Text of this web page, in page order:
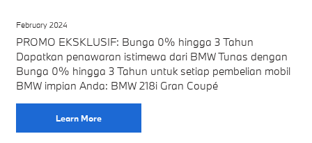
February 2024
PROMO EKSKLUSIF: Bunga 0% hingga 3 Tahun
Dapatkan penawaran istimewa dari BMW Tunas dengan
Bunga 0% hingga 3 Tahun untuk setiap pembelian mobil
BMW impian Anda: BMW 218i Gran Coupé
Learn More